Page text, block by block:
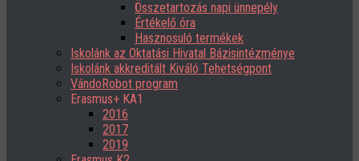
Összetartozás napi ünnepély
Értékelő óra
Hasznosuló termékek
Iskolánk az Oktatási Hivatal Bázisintézménye
Iskolánk akkreditált Kiváló Tehetségpont
VándoRobot program
Erasmus+ KA1
2016
2017
2019